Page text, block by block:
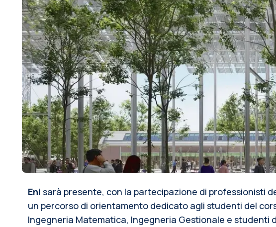
Eni sarà presente, con la partecipazione di professionisti
un percorso di orientamento dedicato agli studenti del
Ingegneria Matematica, Ingegneria Gestionale e studenti